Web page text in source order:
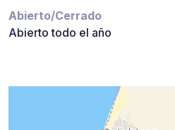
Abierto/Cerrado
Abierto todo el año